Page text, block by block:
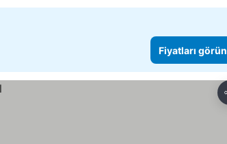
Fiyatları görün